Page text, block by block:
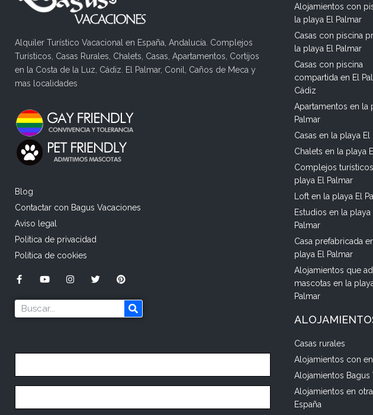
Alquiler Turístico Vacacional en España, Andalucía. Complejos
Turísticos, Casas Rurales, Chalets, Casas, Apartamentos, Cortijos
en la Costa de la Luz, Cádiz. El Palmar, Conil, Caños de Meca y
mas localidades
Blog
Contactar con Bagus Vacaciones
Aviso legal
Política de privacidad
Política de cookies
Alojamientos con
la playa El Palmar
Casas con piscina
la playa El Palmar
Casas con piscina
compartida en El
Cádiz
Apartamentos en la
Palmar
Casas en la playa El
Chalets en la playa
Complejos
playa El Palmar
Loft en la playa El
Estudios en la playa
Palmar
Casa prefabricada
playa El Palmar
Alojamientos que
mascotas en la
Palmar
Casas rurales
Alojamientos con
Alojamientos Bagus
Alojamientos en
España